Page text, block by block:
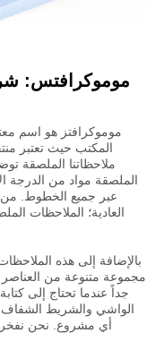
موموكرافتس:
موموكرافتز هو اسم
المكتب حيث تعتبر
ملاحظاتنا الملصقة
الملصقة مواد من الدرجة
عبر جميع الخطوط. من
بالإضافة إلى هذه
مجموعة متنوعة من العناصر
جداً عندما تحتاج إلى
الواشي والشريط الشفاف
أي مشروع. نحن نفخر